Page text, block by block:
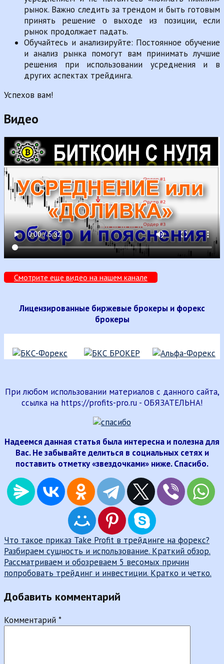
рынок. Важно следить за трендом и быть готовым
принять решение о выходе из позиции, если
рынок продолжает падать.
Обучайтесь и анализируйте: Постоянное обучение
и анализ рынка помогут вам принимать лучшие
решения при использовании усреднения и в
других аспектах трейдинга.
Успехов вам!
Видео
Смотрите еще видео на нашем канале
Лицензированные биржевые брокеры и форекс
брокеры
При любом использовании материалов с данного сайта,
ссылка на https://profits-pro.ru - ОБЯЗАТЕЛЬНА!
Надеемся данная статья была интересна и полезна для
Вас. Не забывайте делиться в социальных сетях и
поставить отметку «звездочками» ниже. Спасибо.
Навигация
по
записям
Что такое приказ Take Profit в трейдинге на форекс?
Разбираем сущность и использование. Краткий обзор.
Рассматриваем и обозреваем 5 весомых причин
попробовать трейдинг и инвестиции. Кратко и четко.
Добавить комментарий
Комментарий *